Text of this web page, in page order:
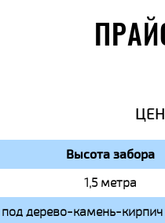
Высота забора
1,5 метра
под дерево-камень-кирпич